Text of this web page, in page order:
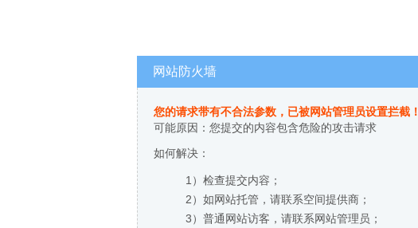
网站防火墙
您的请求带有不合法参数，已被网站管理员设置拦截！
可能原因：您提交的内容包含危险的攻击请求
如何解决：
1）检查提交内容；
2）如网站托管，请联系空间提供商；
3）普通网站访客，请联系网站管理员；